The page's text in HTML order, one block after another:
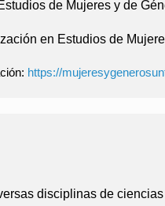
de Mujeres y de
en Estudios de
https://
disciplinas de